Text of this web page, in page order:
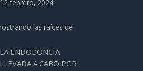
12 febrero, 2024
LA ENDODONCIA
LLEVADA A CABO POR